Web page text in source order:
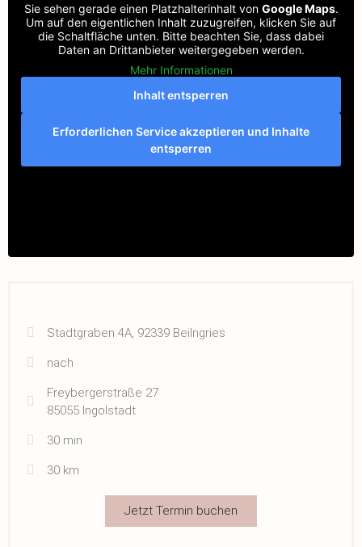
Stadtgraben 4A, 92339 Beilngries
nach
Freybergerstraße 27
85055 Ingolstadt
30 min
30 km
Jetzt Termin buchen
Sie sehen gerade einen Platzhalterinhalt von Google Maps.
Um auf den eigentlichen Inhalt zuzugreifen, klicken Sie auf
die Schaltfläche unten. Bitte beachten Sie, dass dabei
Daten an Drittanbieter weitergegeben werden.
Mehr Informationen
Inhalt entsperren
Erforderlichen Service akzeptieren und Inhalte
entsperren